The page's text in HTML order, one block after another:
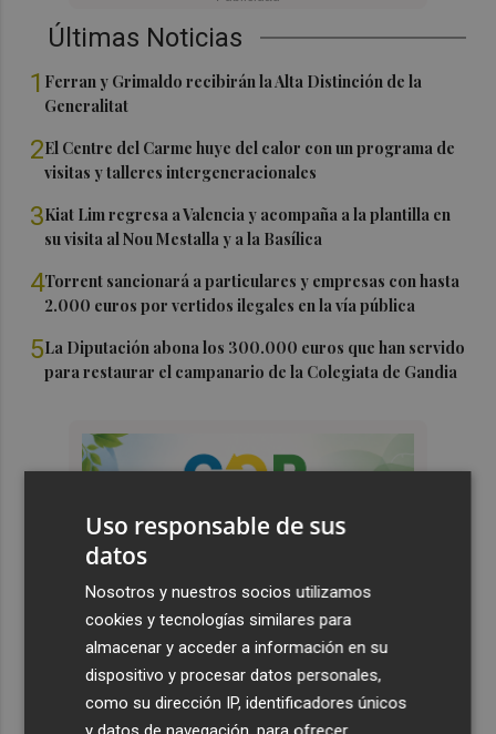
Últimas Noticias
1 Ferran y Grimaldo recibirán la Alta Distinción de la
Generalitat
2El Centre del Carme huye del calor con un programa de
visitas y talleres intergeneracionales
3Kiat Lim regresa a Valencia y acompaña a la plantilla en
su visita al Nou Mestalla y a la Basílica
4Torrent sancionará a particulares y empresas con hasta
2.000 euros por vertidos ilegales en la vía pública
5La Diputación abona los 300.000 euros que han servido
para restaurar el campanario de la Colegiata de Gandia
Uso responsable de sus
datos
Nosotros y nuestros socios utilizamos
cookies y tecnologías similares para
almacenar y acceder a información en su
dispositivo y procesar datos personales,
como su dirección IP, identificadores únicos